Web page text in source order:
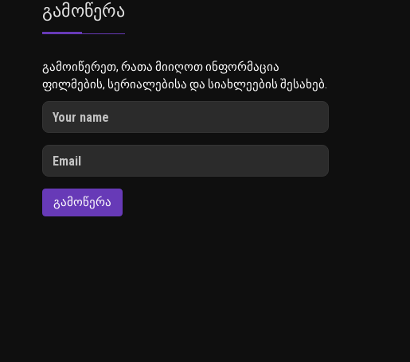
Გამოწერა
გამოიწერეთ, რათა მიიღოთ ინფორმაცია
ფილმების, სერიალებისა და სიახლეების შესახებ.
ᲒᲐᲛᲝᲬᲔᲠᲐ